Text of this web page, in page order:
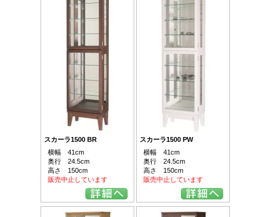
スカーラ1500 BR
横幅 41cm
奥行 24.5cm
高さ 150cm
販売中止しています
スカーラ1500 PW
横幅 41cm
奥行 24.5cm
高さ 150cm
販売中止しています